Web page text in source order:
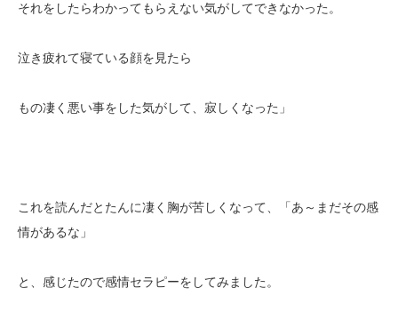
それをしたらわかってもらえない気がしてできなかった。
泣き疲れて寝ている顔を見たら
もの凄く悪い事をした気がして、寂しくなった」
これを読んだとたんに凄く胸が苦しくなって、「あ～まだその感
情があるな」
と、感じたので感情セラピーをしてみました。